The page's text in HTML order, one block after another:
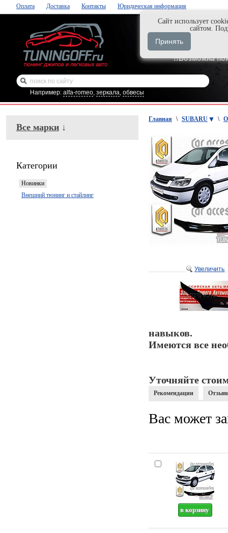
Оплата Доставка Контакты Юридическая информация
Нажми и
+7-929-495-
!!Возможна
Например: alfa-romeo, зеркала, обвесы
Все марки ↓
Категории
Новинки
Внешний тюнинг и стайлинг
Главная \ SUBARU \
Увеличить
навыков.
Имеются все
Уточняйте
Рекомендации
Вас может
Cайт использует
сайтом.
Принять